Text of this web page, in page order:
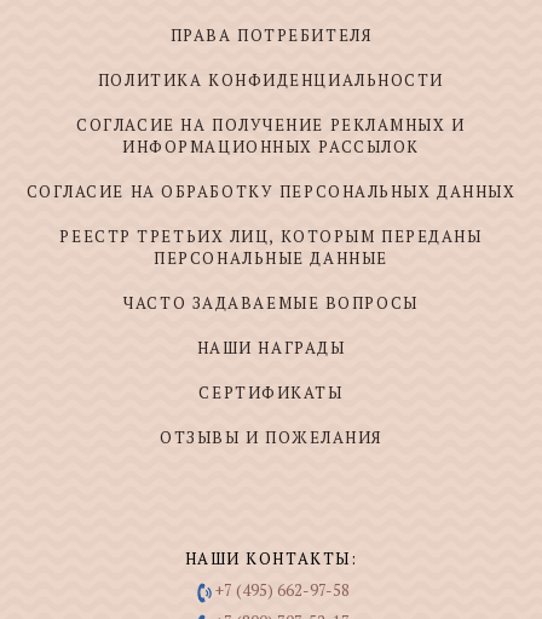
ПРАВА ПОТРЕБИТЕЛЯ
ПОЛИТИКА КОНФИДЕНЦИАЛЬНОСТИ
СОГЛАСИЕ НА ПОЛУЧЕНИЕ РЕКЛАМНЫХ И
ИНФОРМАЦИОННЫХ РАССЫЛОК
СОГЛАСИЕ НА ОБРАБОТКУ ПЕРСОНАЛЬНЫХ ДАННЫХ
РЕЕСТР ТРЕТЬИХ ЛИЦ, КОТОРЫМ ПЕРЕДАНЫ
ПЕРСОНАЛЬНЫЕ ДАННЫЕ
ЧАСТО ЗАДАВАЕМЫЕ ВОПРОСЫ
НАШИ НАГРАДЫ
СЕРТИФИКАТЫ
ОТЗЫВЫ И ПОЖЕЛАНИЯ
НАШИ КОНТАКТЫ:
+7 (495) 662-97-58